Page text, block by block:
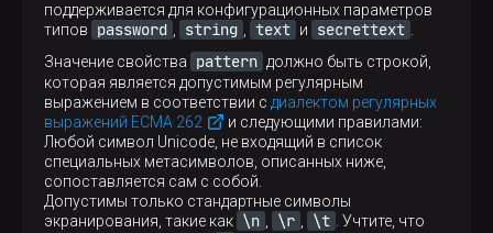
поддерживается для конфигурационных параметров
типов
password string text и secrettext
Значение свойства
pattern должно быть строкой,
которая является допустимым регулярным
выражением в соответствии с диалектом регулярных
выражений ECMA 262
и следующими правилами:
Любой символ Unicode, не входящий в список
специальных метасимволов, описанных ниже,
сопоставляется сам с собой.
Допустимы только стандартные символы
экранирования, такие как \n \r \t
. Учтите, что